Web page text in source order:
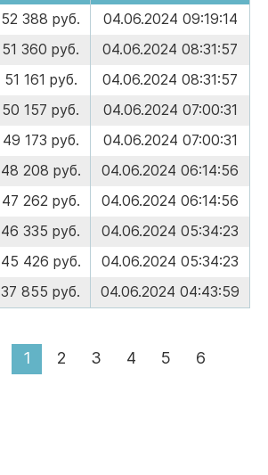
52 388 руб.
04.06.2024 09:19:14
51 360 руб.
04.06.2024 08:31:57
51 161 руб.
04.06.2024 08:31:57
50 157 руб.
04.06.2024 07:00:31
49 173 руб.
04.06.2024 07:00:31
48 208 руб.
04.06.2024 06:14:56
47 262 руб.
04.06.2024 06:14:56
46 335 руб.
04.06.2024 05:34:23
45 426 руб.
04.06.2024 05:34:23
37 855 руб. 04.06.2024 04:43:59
1 2 3 4 5 6